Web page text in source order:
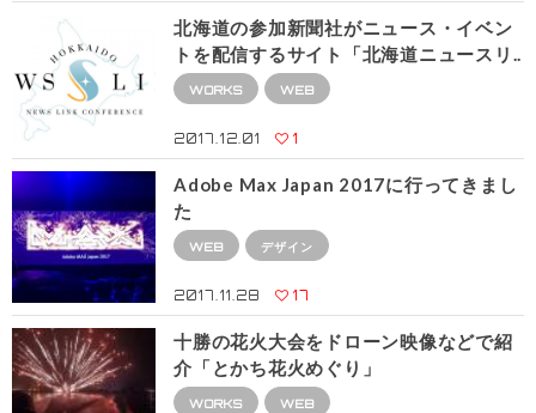
北海道の参加新聞社がニュース・イベン
トを配信するサイト「北海道ニュースリ..
WORKS WEB
2017.12.01 1
Adobe Max Japan 2017に行ってきまし
た
WEB デザイン
2017.11.28 17
十勝の花火大会をドローン映像などで紹
介「とかち花火めぐり」
WORKS WEB